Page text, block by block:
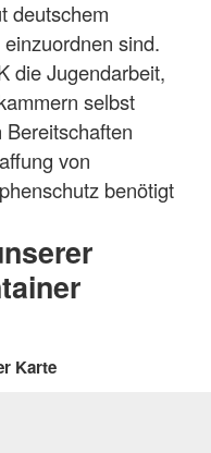
deutschem
sind.
die Jugendarbeit,
selbst
von
benötigt
Karte